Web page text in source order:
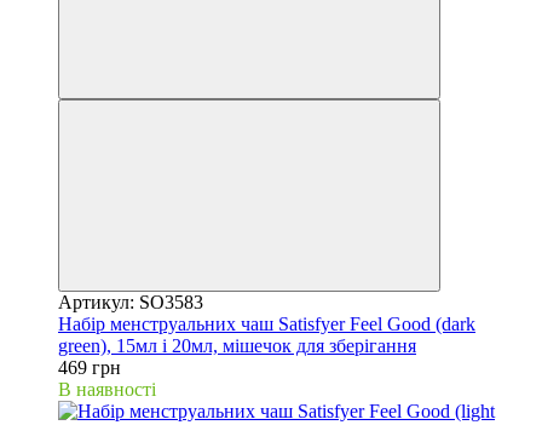
Артикул: SO3583
Набір менструальних чаш Satisfyer Feel Good (dark
green), 15мл і 20мл, мішечок для зберігання
469 грн
В наявності